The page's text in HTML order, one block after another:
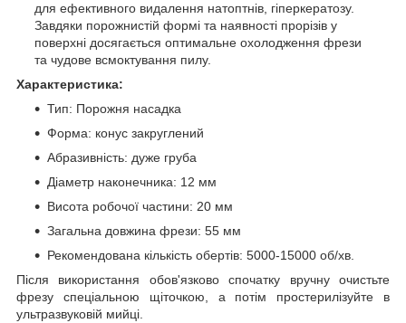
для ефективного видалення натоптнів, гіперкератозу.
Завдяки порожнистій формі та наявності прорізів у
поверхні досягається оптимальне охолодження фрези
та чудове всмоктування пилу.
Характеристика:
Тип: Порожня насадка
Форма: конус закруглений
Абразивність: дуже груба
Діаметр наконечника: 12 мм
Висота робочої частини: 20 мм
Загальна довжина фрези: 55 мм
Рекомендована кількість обертів: 5000-15000 об/хв.
Після використання обов'язково спочатку вручну очистьте
фрезу спеціальною щіточкою, а потім простерилізуйте в
ультразвуковій мийці.